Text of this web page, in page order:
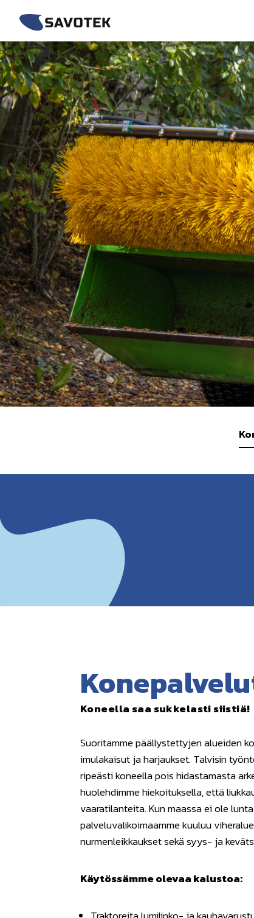
Koneella saa sukkelasti siistiä!
Suoritamme päällystettyjen alueiden
imulakaisut ja harjaukset. Talvisin
ripeästi koneella pois hidastamasta
huolehdimme hiekoituksella, että
vaaratilanteita. Kun maassa ei ole
palveluvalikoimaamme kuuluu
nurmenleikkaukset sekä syys- ja
Käytössämme olevaa kalustoa: